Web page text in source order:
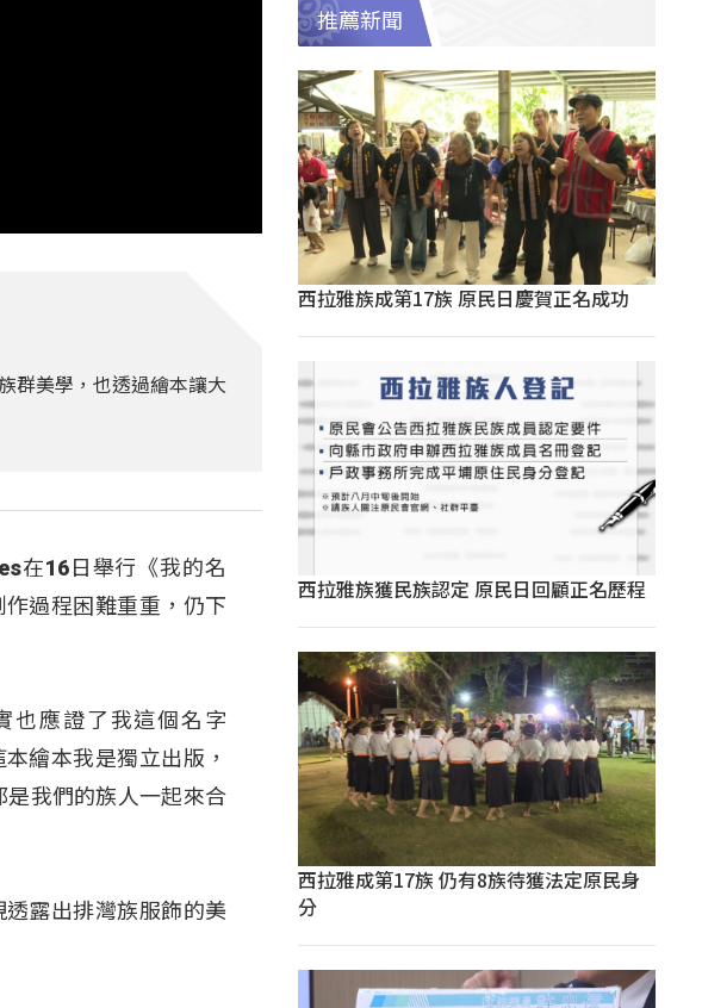
群美學，也透過繪本讓大
在16日舉行《我的名
過程困難重重，仍下
也應證了我這個名字
繪本我是獨立出版，
我們的族人一起來合
露出排灣族服飾的美
推薦新聞
西拉雅族成第17族 原民日慶賀正名成功
西拉雅族獲民族認定 原民日回顧正名歷程
西拉雅成第17族 仍有8族待獲法定原民身
分